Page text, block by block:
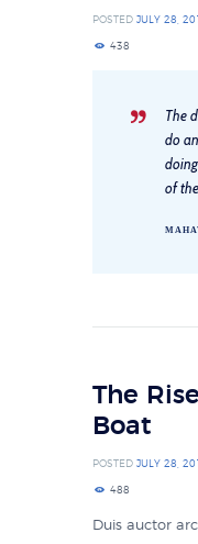
POSTED JULY 28,
438
The
do
of
The
Boat
POSTED JULY 28,
488
Duis auctor